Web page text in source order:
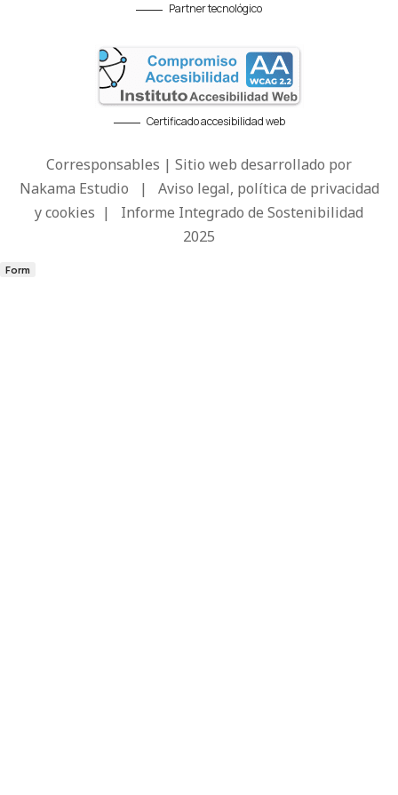
Partner tecnológico
Certificado accesibilidad web
Corresponsables | Sitio web desarrollado por
Nakama Estudio | Aviso legal, política de privacidad
y cookies | Informe Integrado de Sostenibilidad
2025
Form